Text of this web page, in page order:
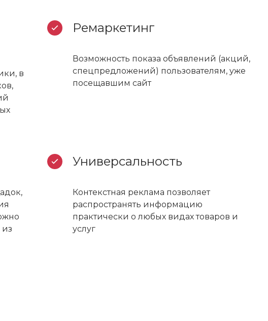
в
Ремаркетинг
Возможность показа объявлений (акций,
спецпредложений) пользователям, уже
посещавшим сайт
из
Универсальность
Контекстная реклама позволяет
распространять информацию
практически о любых видах товаров и
услуг